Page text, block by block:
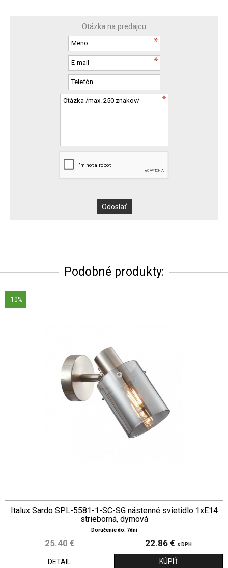
Otázka na predajcu
Podobné produkty:
-10%
Italux Sardo SPL-5581-1-SC-SG nástenné svietidlo 1xE14
strieborná, dymová
Doručenie do: 7dni
25.40 € 22.86 € s DPH
DETAIL